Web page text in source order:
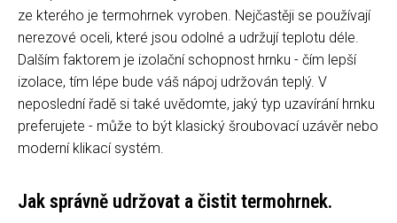
ze kterého je termohrnek vyroben. Nejčastěji se používají
nerezové oceli, které jsou odolné a udržují teplotu déle.
Dalším faktorem je izolační schopnost hrnku - čím lepší
izolace, tím lépe bude váš nápoj udržován teplý. V
neposlední řadě si také uvědomte, jaký typ uzavírání hrnku
preferujete - může to být klasický šroubovací uzávěr nebo
moderní klikací systém.
Jak správně udržovat a čistit termohrnek.